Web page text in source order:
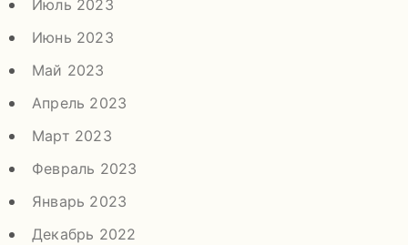
Июль 2023
Июнь 2023
Май 2023
Апрель 2023
Март 2023
Февраль 2023
Январь 2023
Декабрь 2022